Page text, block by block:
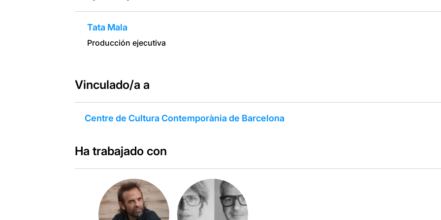
Tata Mala
Producción ejecutiva
Vinculado/a a
Centre de Cultura Contemporània de Barcelona
Ha trabajado con